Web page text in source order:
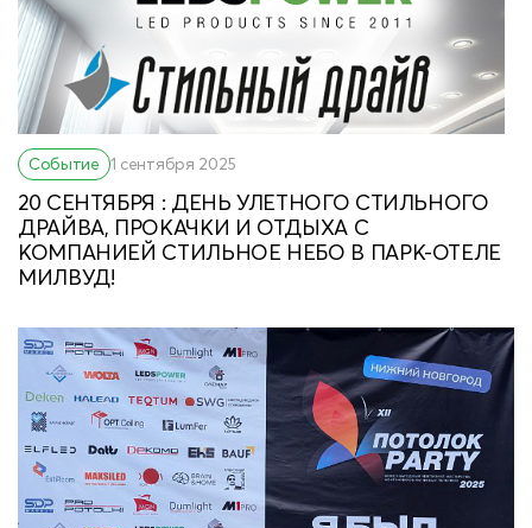
Событие 1 сентября 2025
20 СЕНТЯБРЯ : ДЕНЬ УЛЕТНОГО СТИЛЬНОГО
ДРАЙВА, ПРОКАЧКИ И ОТДЫХА С
КОМПАНИЕЙ СТИЛЬНОЕ НЕБО В ПАРК-ОТЕЛЕ
МИЛВУД!